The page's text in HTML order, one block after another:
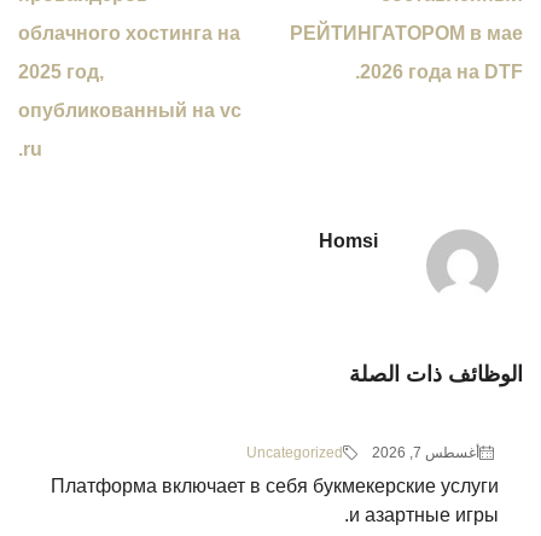
облачного хостинга на
2025 год,
опубликованный на vc
ru.
РЕЙТИНГАТОРОМ в мае
2026 года на DTF.
Homsi
الوظائف ذات الصلة
أغسطس 7, 2026 Uncategorized
Платформа включает в себя букмекерские услуги
и азартные игры.